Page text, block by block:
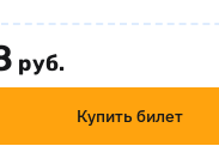
руб.
Купить билет